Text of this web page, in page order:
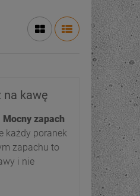
na kawę
Mocny zapach
każdy poranek
zapachu to
i nie